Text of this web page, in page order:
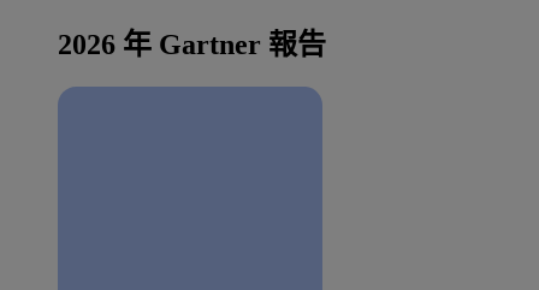
2026 年 Gartner 報告